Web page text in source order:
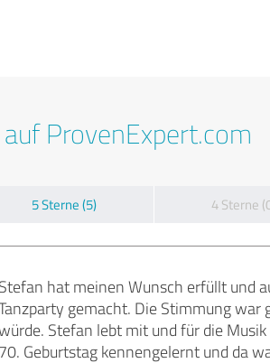
ProvenExpert.com
5 Sterne (5) 4 Sterne
Stefan hat meinen Wunsch erfüllt und
gemacht. Die Stimmung war
Stefan lebt mit und für die
70. Geburtstag kennengelernt und da